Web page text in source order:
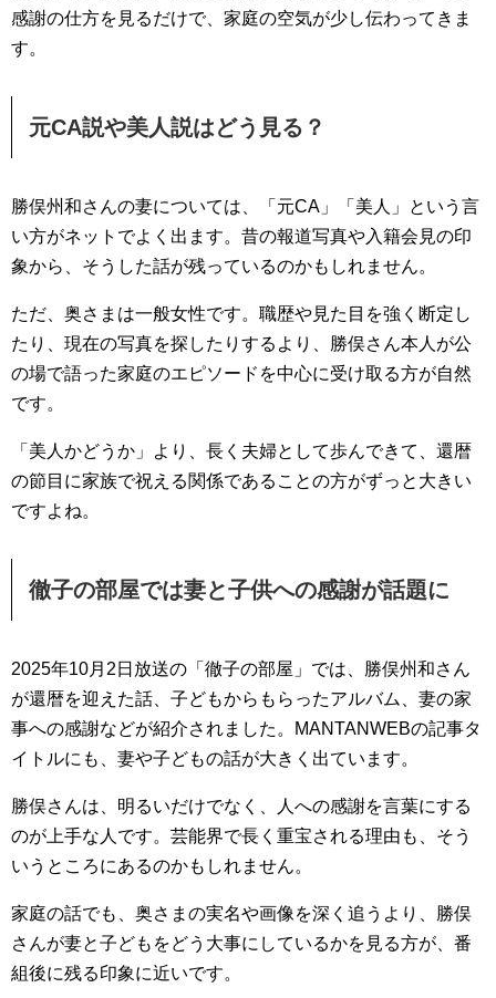
感謝の仕方を見るだけで、家庭の空気が少し伝わってきま
す。
元CA説や美人説はどう見る？
勝俣州和さんの妻については、「元CA」「美人」という言
い方がネットでよく出ます。昔の報道写真や入籍会見の印
象から、そうした話が残っているのかもしれません。
ただ、奥さまは一般女性です。職歴や見た目を強く断定し
たり、現在の写真を探したりするより、勝俣さん本人が公
の場で語った家庭のエピソードを中心に受け取る方が自然
です。
「美人かどうか」より、長く夫婦として歩んできて、還暦
の節目に家族で祝える関係であることの方がずっと大きい
ですよね。
徹子の部屋では妻と子供への感謝が話題に
2025年10月2日放送の「徹子の部屋」では、勝俣州和さん
が還暦を迎えた話、子どもからもらったアルバム、妻の家
事への感謝などが紹介されました。MANTANWEBの記事タ
イトルにも、妻や子どもの話が大きく出ています。
勝俣さんは、明るいだけでなく、人への感謝を言葉にする
のが上手な人です。芸能界で長く重宝される理由も、そう
いうところにあるのかもしれません。
家庭の話でも、奥さまの実名や画像を深く追うより、勝俣
さんが妻と子どもをどう大事にしているかを見る方が、番
組後に残る印象に近いです。